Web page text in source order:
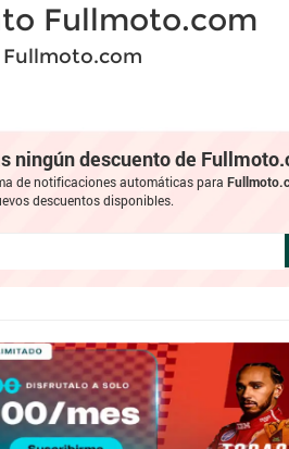
Fullmoto.com
ningún descuento de
de notificaciones automáticas para
descuentos disponibles.